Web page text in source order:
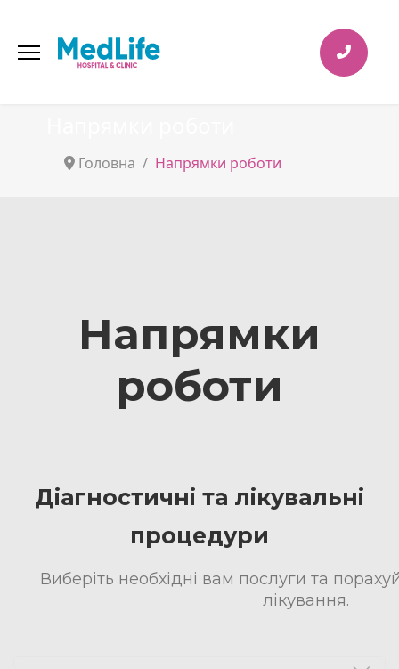
Головна Напрямки роботи
Напрямки
роботи
Діагностичні та лікувальні
процедури
Виберіть необхідні вам послуги та
лікування.